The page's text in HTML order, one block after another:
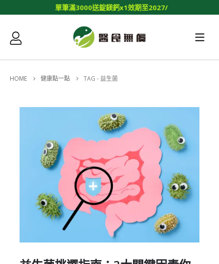
滿3000送錠鎂鈣x1效期至2027/01
HOME 健康點一點 TAG -益生菌